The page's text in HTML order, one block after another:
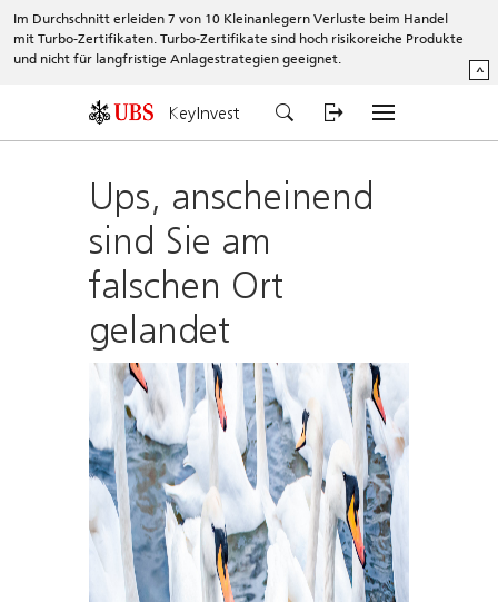
Im Durchschnitt erleiden 7 von 10 Kleinanlegern Verluste beim Handel
mit Turbo-Zertifikaten. Turbo-Zertifikate sind hoch risikoreiche Produkte
und nicht für langfristige Anlagestrategien geeignet.
^
KeyInvest
Ups, anscheinend
sind Sie am
falschen Ort
gelandet